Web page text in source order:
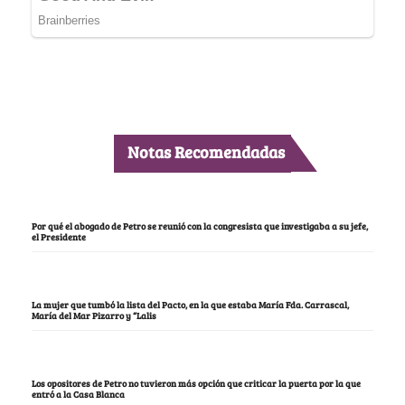
Notas Recomendadas
Por qué el abogado de Petro se reunió con la congresista que investigaba a su jefe,
el Presidente
La mujer que tumbó la lista del Pacto, en la que estaba María Fda. Carrascal,
María del Mar Pizarro y “Lalis
Los opositores de Petro no tuvieron más opción que criticar la puerta por la que
entró a la Casa Blanca